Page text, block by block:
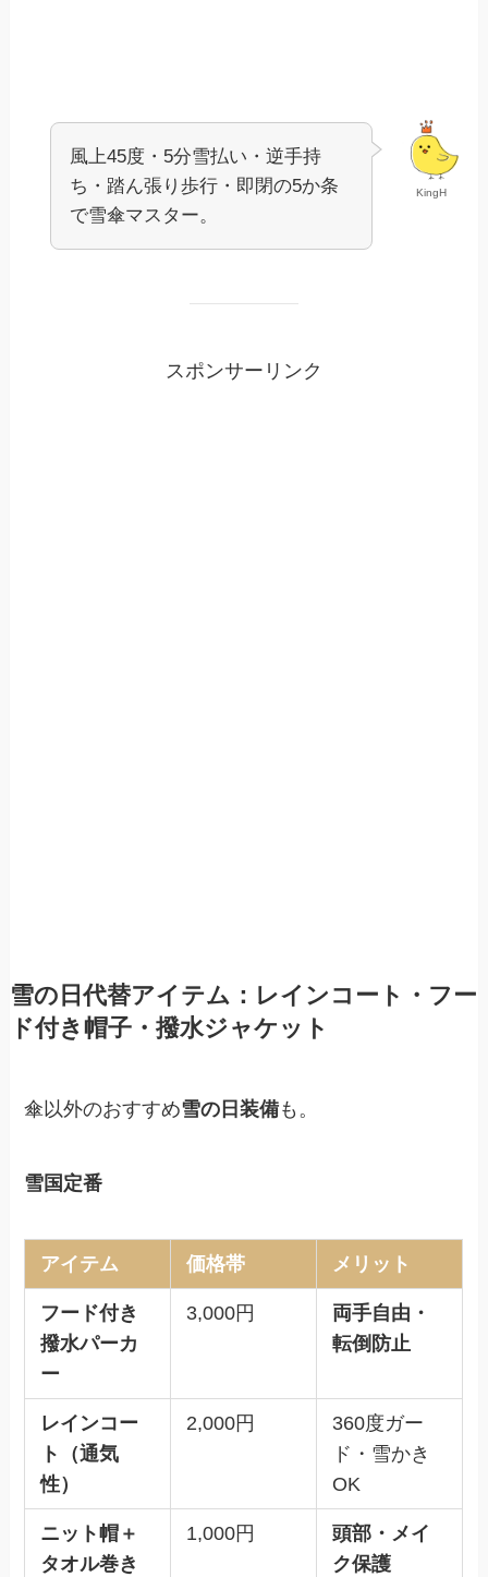
KingH
風上45度・5分雪払い・逆手持
ち・踏ん張り歩行・即閉の5か条
で雪傘マスター。
スポンサーリンク
雪の日代替アイテム：レインコート・フー
ド付き帽子・撥水ジャケット
傘以外のおすすめ雪の日装備も。
雪国定番
アイテム 価格帯 メリット
フード付き
撥水パーカ
ー
3,000円
両手自由・
転倒防止
レインコー
ト（通気
性）
2,000円
360度ガー
ド・雪かき
OK
ニット帽＋
タオル巻き
1,000円
頭部・メイ
ク保護